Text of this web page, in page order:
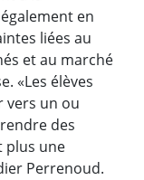
en
liées au
et au marché
«Les élèves
vers un ou
des
plus une
Perrenoud.